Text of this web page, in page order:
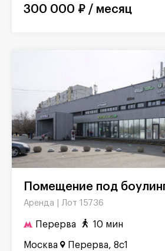
300 000 ₽ / месяц
Помещение под
Аренда | Лот 15736
Перерва 10 мин
Москва Перерва, 8с1